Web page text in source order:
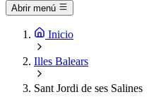
Abrir menú
Inicio
Illes Balears
Sant Jordi de ses Salines